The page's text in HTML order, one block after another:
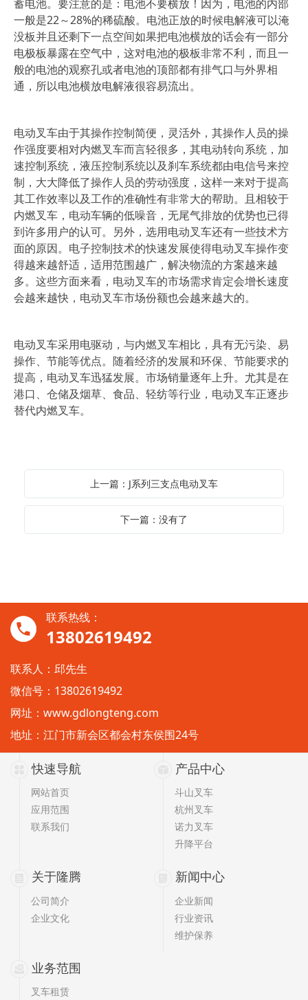
蓄电池。要注意的是：电池不要横放！因为，电池的内部
一般是22～28%的稀硫酸。电池正放的时候电解液可以淹
没板并且还剩下一点空间如果把电池横放的话会有一部分
电极板暴露在空气中，这对电池的极板非常不利，而且一
般的电池的观察孔或者电池的顶部都有排气口与外界相
通，所以电池横放电解液很容易流出。
电动叉车由于其操作控制简便，灵活外，其操作人员的操
作强度要相对内燃叉车而言轻很多，其电动转向系统，加
速控制系统，液压控制系统以及刹车系统都由电信号来控
制，大大降低了操作人员的劳动强度，这样一来对于提高
其工作效率以及工作的准确性有非常大的帮助。且相较于
内燃叉车，电动车辆的低噪音，无尾气排放的优势也已得
到许多用户的认可。另外，选用电动叉车还有一些技术方
面的原因。电子控制技术的快速发展使得电动叉车操作变
得越来越舒适，适用范围越广，解决物流的方案越来越
多。这些方面来看，电动叉车的市场需求肯定会增长速度
会越来越快，电动叉车市场份额也会越来越大的。
电动叉车采用电驱动，与内燃叉车相比，具有无污染、易
操作、节能等优点。随着经济的发展和环保、节能要求的
提高，电动叉车迅猛发展。市场销量逐年上升。尤其是在
港口、仓储及烟草、食品、轻纺等行业，电动叉车正逐步
替代内燃叉车。
上一篇：J系列三支点电动叉车
下一篇：没有了
快速导航
网站首页
应用范围
联系我们
产品中心
斗山叉车
杭州叉车
诺力叉车
升降平台
关于隆腾
公司简介
企业文化
新闻中心
企业新闻
行业资讯
维护保养
业务范围
叉车租赁
联系热线：
13802619492
联系人：邱先生
微信号：13802619492
网址： www.gdlongteng.com
地址：江门市新会区都会村东侯围24号